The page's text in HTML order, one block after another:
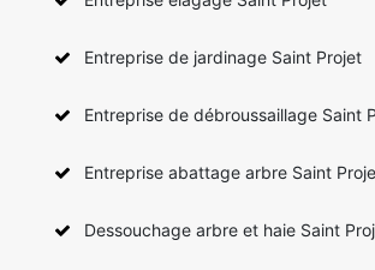
Entreprise de jardinage Saint Projet
Entreprise de débroussaillage Saint
Entreprise abattage arbre Saint
Dessouchage arbre et haie Saint